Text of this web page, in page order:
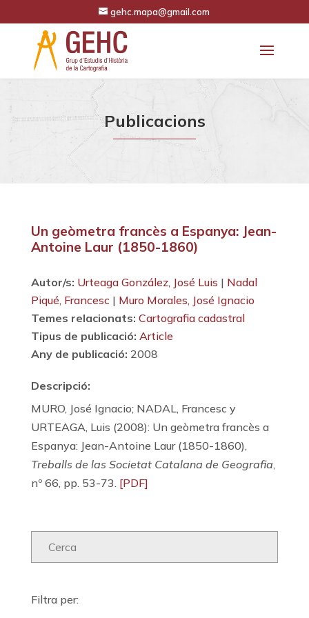
gehc.mapa@gmail.com
Publicacions
Un geòmetra francès a Espanya: Jean-
Antoine Laur (1850-1860)
Autor/s: Urteaga González, José Luis | Nadal
Piqué, Francesc | Muro Morales, José Ignacio
Temes relacionats: Cartografia cadastral
Tipus de publicació: Article
Any de publicació: 2008
Descripció:
MURO, José Ignacio; NADAL, Francesc y
URTEAGA, Luis (2008): Un geòmetra francès a
Espanya: Jean-Antoine Laur (1850-1860),
Treballs de las Societat Catalana de Geografia,
nº 66, pp. 53-73. [PDF]
Filtra per: